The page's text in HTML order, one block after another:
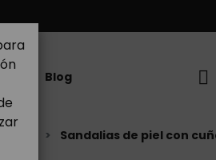
Blog
Sandalias de piel con